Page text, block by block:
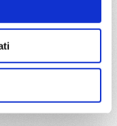
bevande alcoliche e